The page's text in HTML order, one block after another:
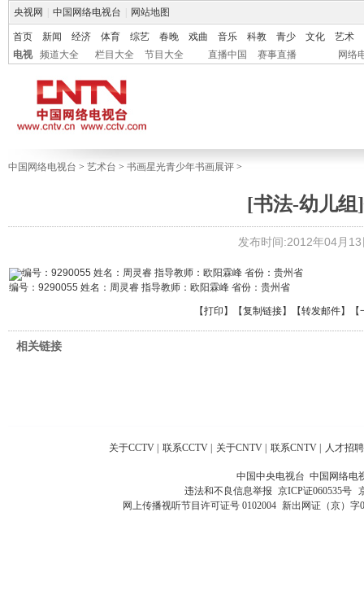
央视网 中国网络电视台 网站地图
首页 新闻 经济 体育 综艺 春晚 戏曲 音乐 科教 青少 文化
艺术
电视
频道大全 栏目大全 节目大全 直播中国 赛事直播 网络
中国网络电视台 > 艺术台 > 书画星光青少年书画展评 >
[书法-幼儿组
发布时间:2012年04月
编号：9290055 姓名：周灵睿 指导教师：欧阳霖峰 省份：贵州省
【打印 】【复制链接】【转发邮件】
相关链接
关于CCTV 联系CCTV 关于CNTV 联系CNTV 人才招聘
中国中央电视台 中国网络电
违法和不良信息举报 京ICP证060535号
网上传播视听节目许可证号 0102004 新出网证（京）